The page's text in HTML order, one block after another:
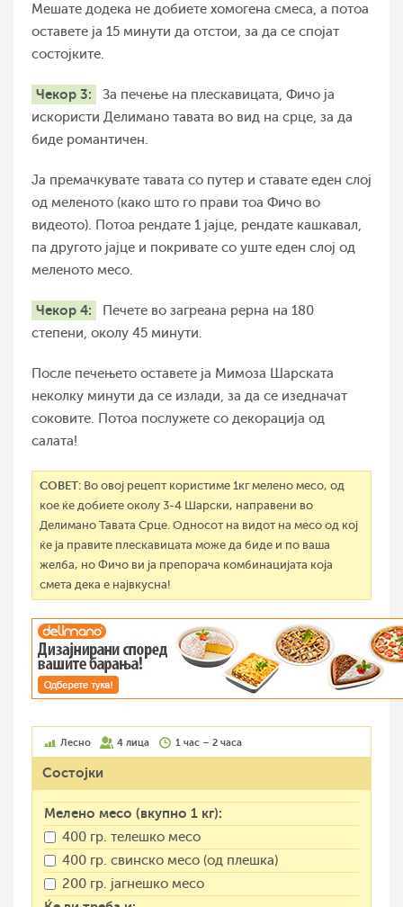
Мешате додека не добиете хомогена смеса, а потоа
оставете ја 15 минути да отстои, за да се спојат
состојките.
Чекор 3:
За печење на плескавицата, Фичо ја
искористи Делимано тавата во вид на срце, за да
биде романтичен.
Ја премачкувате тавата со путер и ставате еден слој
од меленото (како што го прави тоа Фичо во
видеото). Потоа рендате 1 јајце, рендате кашкавал,
па другото јајце и покривате со уште еден слој од
меленото месо.
Чекор 4:
Печете во загреана рерна на 180
степени, околу 45 минути.
После печењето оставете ја Мимоза Шарската
неколку минути да се излади, за да се изедначат
соковите. Потоа послужете со декорација од
салата!
СОВЕТ: Во овој рецепт користиме 1кг мелено месо, од
кое ќе добиете околу 3-4 Шарски, направени во
Делимано Тавата Срце. Односот на видот на месо од кој
ќе ја правите плескавицата може да биде и по ваша
желба, но Фичо ви ја препорача комбинацијата која
смета дека е највкусна!
Лесно 4 лица 1 час – 2 часа
Состојки
Мелено месо (вкупно 1 кг):
400 гр. телешко месо
400 гр. свинско месо (од плешка)
200 гр. јагнешко месо